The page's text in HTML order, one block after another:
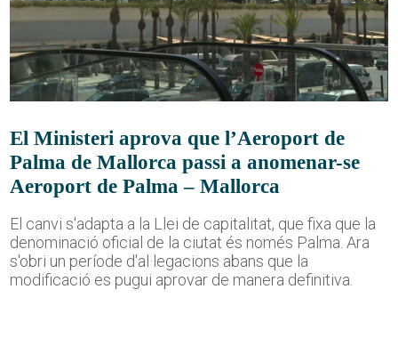
El Ministeri aprova que l’Aeroport de
Palma de Mallorca passi a anomenar-se
Aeroport de Palma – Mallorca
El canvi s'adapta a la Llei de capitalitat, que fixa que la
denominació oficial de la ciutat és només Palma. Ara
s'obri un període d'al·legacions abans que la
modificació es pugui aprovar de manera definitiva.